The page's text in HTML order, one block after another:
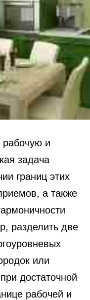
рабочую и
задача
границ этих
а также
разделить две
или
достаточной
рабочей и